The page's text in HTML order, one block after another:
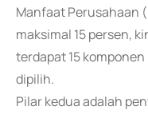
Manfaat Perusahaan
maksimal 15 persen,
terdapat 15
dipilih.
Pilar kedua adalah